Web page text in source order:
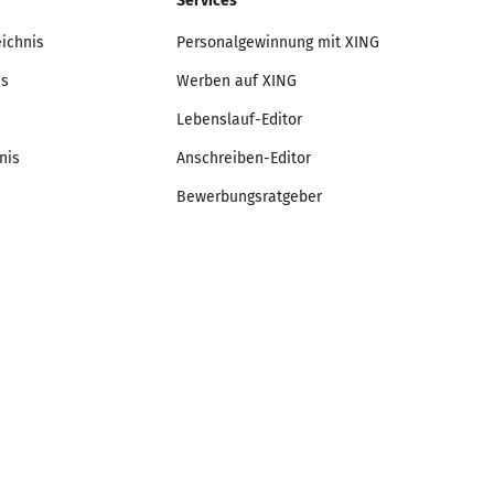
Personalgewinnung mit XING
Werben auf XING
Lebenslauf-Editor
Anschreiben-Editor
Bewerbungsratgeber